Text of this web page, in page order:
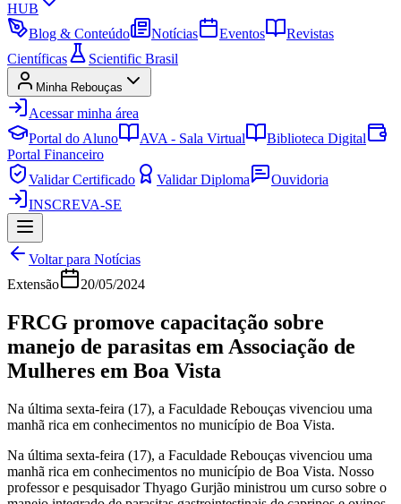
HUB
Blog & Conteúdo
Notícias Eventos
Revistas
Científicas
Scientific Brasil
Minha Rebouças
Acessar minha área
Portal do Aluno
AVA - Sala Virtual
Biblioteca Digital
Portal Financeiro
Validar Certificado
Validar Diploma
Ouvidoria
INSCREVA-SE
Voltar para Notícias
Extensão
20/05/2024
FRCG promove capacitação sobre
manejo de parasitas em Associação de
Mulheres em Boa Vista
Na última sexta-feira (17), a Faculdade Rebouças vivenciou uma
manhã rica em conhecimentos no município de Boa Vista.
Na última sexta-feira (17), a Faculdade Rebouças vivenciou uma
manhã rica em conhecimentos no município de Boa Vista. Nosso
professor e pesquisador Thyago Gurjão ministrou um curso sobre o